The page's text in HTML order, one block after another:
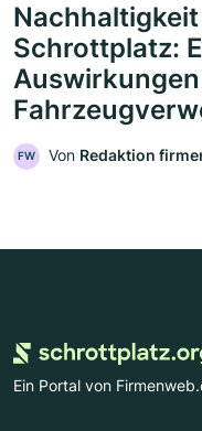
Schrottplatz:
FW Von Redaktion
Ein Portal von